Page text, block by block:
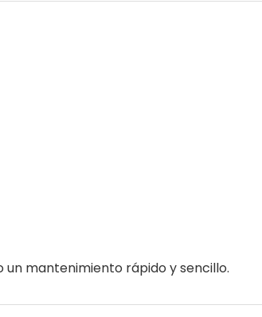
mantenimiento rápido y sencillo.